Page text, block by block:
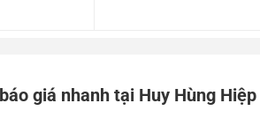
giá nhanh tại Huy Hùng Hiệp